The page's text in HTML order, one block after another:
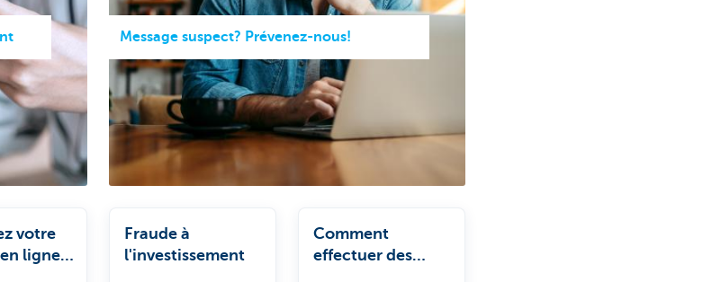
Message suspect? Prévenez-nous!
votre
ligne
Fraude à
l'investissement
Comment
effectuer des